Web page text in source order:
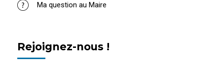
Ma question au Maire
Rejoignez-nous !